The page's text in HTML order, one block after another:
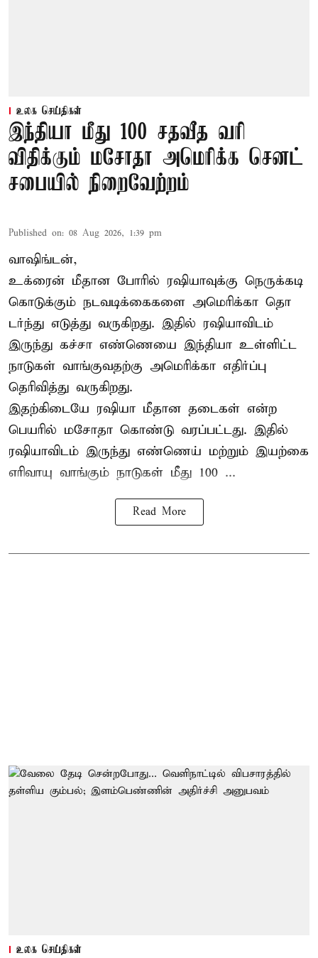
உலக செய்திகள்
இந்தியா மீது 100 சதவீத வரி
விதிக்கும் மசோதா அமெரிக்க செனட்
சபையில் நிறைவேற்றம்
Published on: 08 Aug 2026, 1:39 pm
வாஷிங்டன்,
உக்ரைன் மீதான போரில் ரஷியாவுக்கு நெருக்கடி
கொடுக்கும் நடவடிக்கைகளை அமெரிக்கா தொ
டர்ந்து எடுத்து வருகிறது. இதில் ரஷியாவிடம்
இருந்து கச்சா எண்ணெயை இந்தியா உள்ளிட்ட
நாடுகள் வாங்குவதற்கு அமெரிக்கா எதிர்ப்பு
தெரிவித்து வருகிறது.
இதற்கிடையே ரஷியா மீதான தடைகள் என்ற
பெயரில் மசோதா கொண்டு வரப்பட்டது. இதில்
ரஷியாவிடம் இருந்து எண்ணெய் மற்றும் இயற்கை
எரிவாயு வாங்கும் நாடுகள் மீது 100 ...
Read More
உலக செய்திகள்